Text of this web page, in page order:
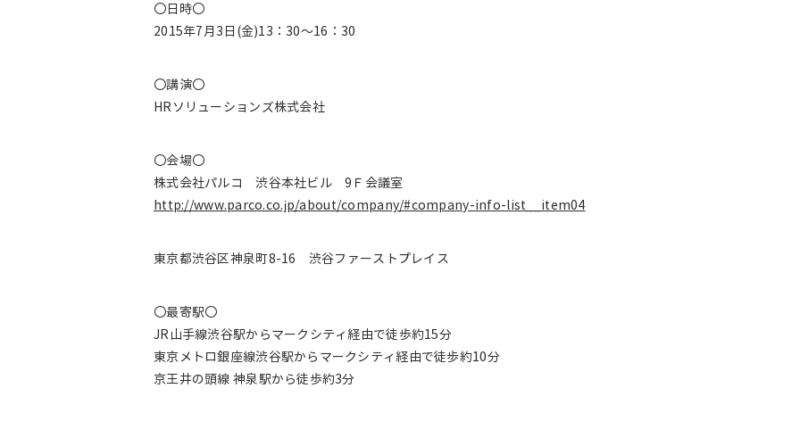
〇日時〇
2015年7月3日(金)13：30～16：30
〇講演〇
HRソリューションズ株式会社
〇会場〇
株式会社パルコ 渋谷本社ビル 9Ｆ会議室
http://www.parco.co.jp/about/company/#company-info-list__item04
東京都渋谷区神泉町8-16 渋谷ファーストプレイス
〇最寄駅〇
JR山手線渋谷駅からマークシティ経由で徒歩約15分
東京メトロ銀座線渋谷駅からマークシティ経由で徒歩約10分
京王井の頭線 神泉駅から徒歩約3分